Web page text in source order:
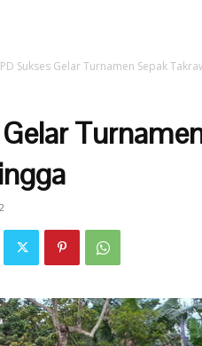
Sukses Gelar Turnamen Sepak